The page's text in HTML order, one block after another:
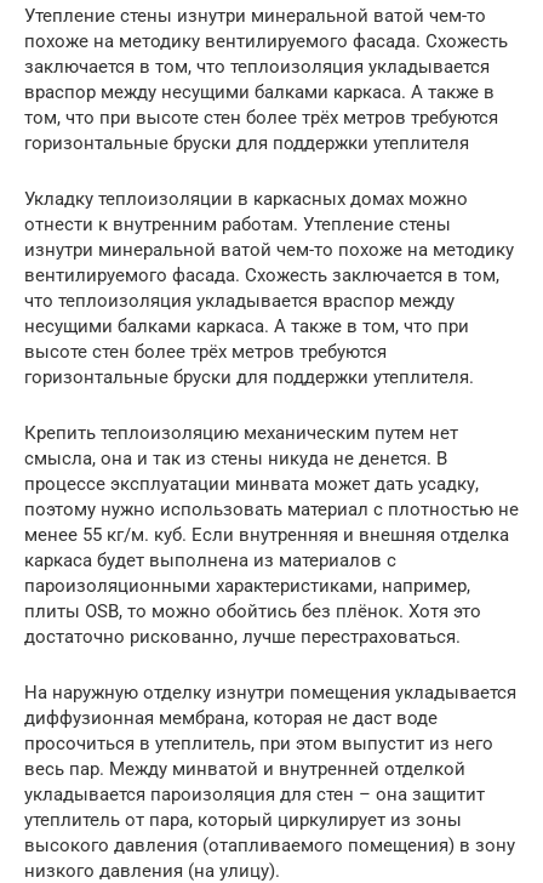
Утепление стены изнутри минеральной ватой чем-то
похоже на методику вентилируемого фасада. Схожесть
заключается в том, что теплоизоляция укладывается
враспор между несущими балками каркаса. А также в
том, что при высоте стен более трёх метров требуются
горизонтальные бруски для поддержки утеплителя
Укладку теплоизоляции в каркасных домах можно
отнести к внутренним работам. Утепление стены
изнутри минеральной ватой чем-то похоже на методику
вентилируемого фасада. Схожесть заключается в том,
что теплоизоляция укладывается враспор между
несущими балками каркаса. А также в том, что при
высоте стен более трёх метров требуются
горизонтальные бруски для поддержки утеплителя.
Крепить теплоизоляцию механическим путем нет
смысла, она и так из стены никуда не денется. В
процессе эксплуатации минвата может дать усадку,
поэтому нужно использовать материал с плотностью не
менее 55 кг/м. куб. Если внутренняя и внешняя отделка
каркаса будет выполнена из материалов с
пароизоляционными характеристиками, например,
плиты OSB, то можно обойтись без плёнок. Хотя это
достаточно рискованно, лучше перестраховаться.
На наружную отделку изнутри помещения укладывается
диффузионная мембрана, которая не даст воде
просочиться в утеплитель, при этом выпустит из него
весь пар. Между минватой и внутренней отделкой
укладывается пароизоляция для стен – она защитит
утеплитель от пара, который циркулирует из зоны
высокого давления (отапливаемого помещения) в зону
низкого давления (на улицу).